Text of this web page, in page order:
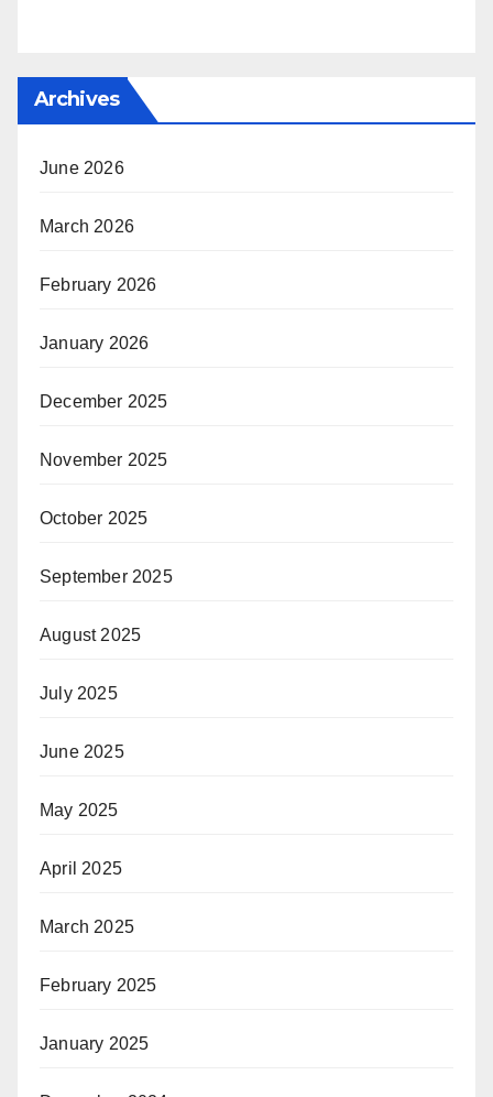
Archives
June 2026
March 2026
February 2026
January 2026
December 2025
November 2025
October 2025
September 2025
August 2025
July 2025
June 2025
May 2025
April 2025
March 2025
February 2025
January 2025